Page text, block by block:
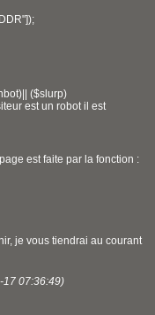
($slurp)
est un robot il est
est faite par la fonction :
je vous tiendrai au courant
17 07:36:49)